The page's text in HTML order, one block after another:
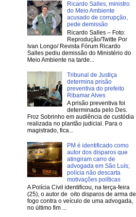
Ricardo Salles, ministro
do Meio Ambiente
acusado de corrupção,
pede demissão
Ricardo Salles – Foto:
Reprodução/Twitte Por
Ivan Longo/ Revista Fórum Ricardo
Salles pediu demissão do Ministério do
Meio Ambiente na tarde...
Tribunal de Justiça
determina prisão
preventiva do prefeito
Ribamar Alves
A prisão preventiva foi
determinada pelo Des.
Froz Sobrinho em audiência de custódia
realizada no plantão judicial. Para o
magistrado, fica...
PM é identificado como
autor dos disparos que
atingiram carro de
advogada em São Luís;
polícia não descarta
motivações políticas
A Polícia Civil identificou, na terça-feira
(25), o autor de oito disparos de arma de
fogo contra o veículo de uma advogada,
no último fim ...